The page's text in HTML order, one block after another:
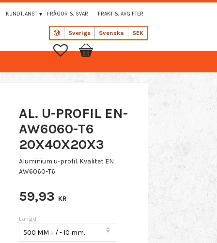
Sverige Svenska SEK
KUNDTJÄNST FRÅGOR & SVAR FRAKT & AVGIFTER
Favoriter
Kundvagn
AL. U-PROFIL EN-
AW6060-T6
20X40X20X3
Aluminium u-profil. Kvalitet EN
AW6060-T6.
59,93 KR
Längd